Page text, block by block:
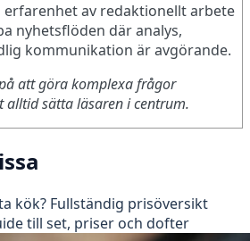
erfarenhet av redaktionellt arbete
nyhetsflöden där analys,
kommunikation är avgörande.
att göra komplexa frågor
alltid sätta läsaren i centrum.
kök? Fullständig prisöversikt
till set, priser och dofter